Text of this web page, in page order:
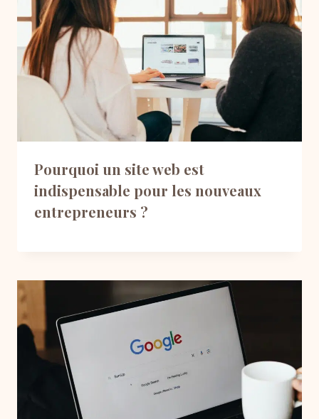
Pourquoi un site web est
indispensable pour les nouveaux
entrepreneurs ?